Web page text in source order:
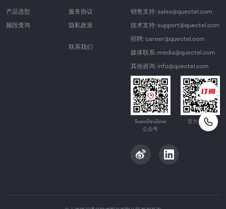
产品选型
频段查询
服务协议
隐私政策
联系我们
销售支持: sales@quectel.com
技术支持: support@quectel.com
招聘: career@quectel.com
媒体联系: media@quectel.com
其他咨询: info@quectel.com
QuecDevZone
公众号
官方公众号